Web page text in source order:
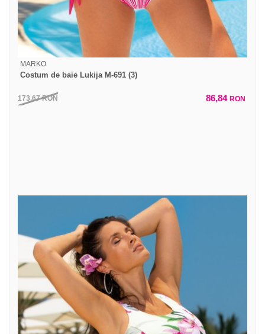
MARKO
Costum de baie Lukija M-691 (3)
173,67RON 86,84 RON